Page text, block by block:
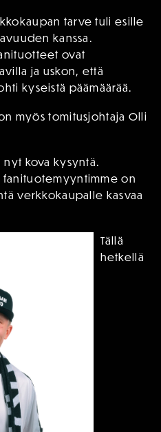
tarve tuli esille
kanssa.
ovat
ja uskon, että
kyseistä päämäärää.
myös tomitusjohtaja Olli
kova kysyntä.
on
verkkokaupalle kasvaa
Tällä
hetkellä